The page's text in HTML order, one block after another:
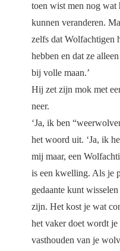
toen wist men nog
kunnen veranderen.
zelfs dat Wolfachtigen
hebben en dat ze
bij volle maan.’
Hij zet zijn mok met
neer.
‘Ja, ik ben
het woord uit. ‘Ja, ik
mij maar, een
is een kwelling. Als je
gedaante kunt
zijn. Het kost je wat
het vaker doet wordt je
vasthouden van je